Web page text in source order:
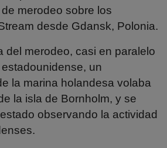
merodeo sobre los
desde Gdansk, Polonia.
del merodeo, casi en paralelo
un
la marina holandesa volaba
la isla de Bornholm, y se
observando la actividad